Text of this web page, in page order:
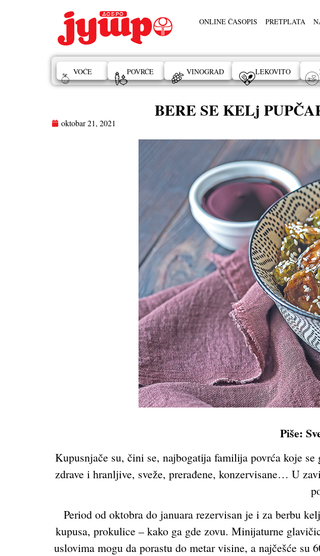
ONLINE ČASOPIS PRETPLATA
VOĆE POVRĆE VINOGRAD LEKOVITO
BERE SE KELj
oktobar 21, 2021
Piše:
Kupusnjače su, čini se, najbogatija familija povrća koje
zdrave i hranljive, sveže, prerađene, konzervisane… U
Period od oktobra do januara rezervisan je i za berbu
kupusa, prokulice – kako ga gde zovu. Minijaturne
uslovima mogu da porastu do metar visine, a najčešće